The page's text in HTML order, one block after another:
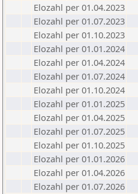
Elozahl per 01.04.2023
Elozahl per 01.07.2023
Elozahl per 01.10.2023
Elozahl per 01.01.2024
Elozahl per 01.04.2024
Elozahl per 01.07.2024
Elozahl per 01.10.2024
Elozahl per 01.01.2025
Elozahl per 01.04.2025
Elozahl per 01.07.2025
Elozahl per 01.10.2025
Elozahl per 01.01.2026
Elozahl per 01.04.2026
Elozahl per 01.07.2026